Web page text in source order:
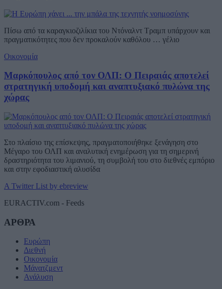
Πίσω από τα καραγκιοζιλίκια του Ντόναλντ Τραμπ υπάρχουν και
πραγματικότητες που δεν προκαλούν καθόλου … γέλιο
Οικονομία
Μαρκόπουλος από τον ΟΛΠ: Ο Πειραιάς αποτελεί
στρατηγική υποδομή και αναπτυξιακό πυλώνα της
χώρας
Στο πλαίσιο της επίσκεψης, πραγματοποιήθηκε ξενάγηση στο
Μέγαρο του ΟΛΠ και αναλυτική ενημέρωση για τη σημερινή
δραστηριότητα του λιμανιού, τη συμβολή του στο διεθνές εμπόριο
και στην εφοδιαστική αλυσίδα
A Twitter List by ebreview
EURACTIV.com - Feeds
ΑΡΘΡΑ
Ευρώπη
Διεθνή
Οικονομία
Μάνατζμεντ
Ανάλυση